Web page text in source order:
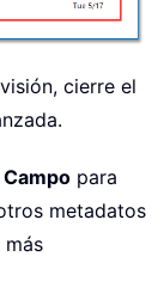
cierre el
Campo para
metadatos